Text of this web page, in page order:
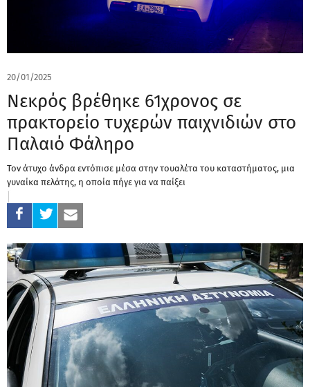
20/01/2025
Νεκρός βρέθηκε 61χρονος σε
πρακτορείο τυχερών παιχνιδιών στο
Παλαιό Φάληρο
Τον άτυχο άνδρα εντόπισε μέσα στην τουαλέτα του καταστήματος, μια
γυναίκα πελάτης, η οποία πήγε για να παίξει